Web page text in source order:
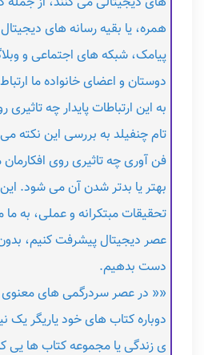
همره، یا بقیه رسانه های
پیامک، شبکه های اجتماعی و
دوستان و اعضای خانواده ما
به این ارتباطات پایدار چه
تام چنفیلد به بررسی این نکته
فن آوری چه تاثیری روی
بهتر یا بدتر شدن آن می شود. این
تحقیقات مبتکرانه و عملی، به
عصر دیجیتال پیشرفت کنیم،
دست بدهیم.
«« در عصر سردرگمی های
دوباره کتاب های خود یاریگر
ی زندگی یا مجموعه کتاب ها یی